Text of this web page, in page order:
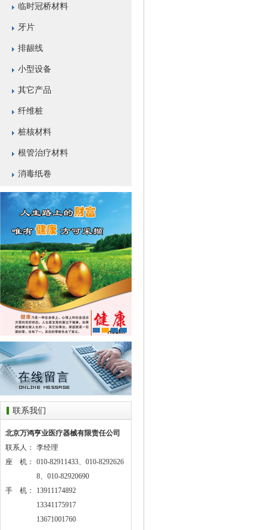
临时冠桥材料
牙片
排龈线
小型设备
其它产品
纤维桩
桩核材料
根管治疗材料
消毒纸卷
联系我们
北京万鸿亨业医疗器械有限责任公司
联系人：
李经理
座 机：
010-82911433、010-8292626
8、010-82920690
手 机：
13911174892
13341175917
13671001760